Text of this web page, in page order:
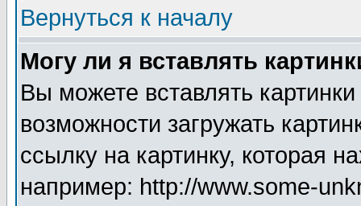
Вернуться к началу
Могу ли я вставлять
Вы можете вставлять
возможности загружать
ссылку на картинку, которая
например: http://www.some-